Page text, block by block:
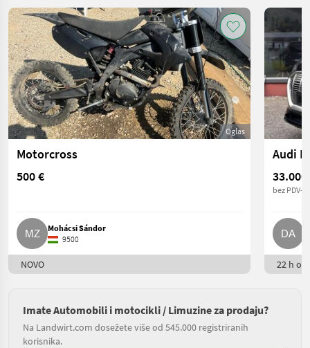
Oglas
Motorcross
500 €
Mohácsi Sándor
9500
NOVO
Audi
33.000
bez PDV-a
22 h
Imate Automobili i motocikli / Limuzine za prodaju?
Na Landwirt.com dosežete više od 545.000 registriranih
korisnika.